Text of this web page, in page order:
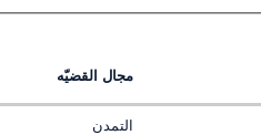
مجال القضيّه
التمدن